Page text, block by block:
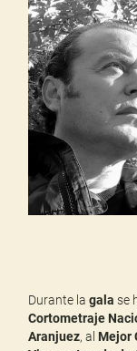
Durante lagala se
Cortometraje
Aranjuez, alMejor